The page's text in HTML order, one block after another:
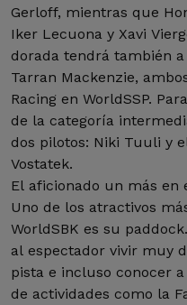
Gerloff, mientras que
Iker Lecuona y Xavi
dorada tendrá también
Tarran Mackenzie,
Racing en WorldSSP.
de la categoría
dos pilotos: Niki Tuuli y
Vostatek.
El aficionado un más en
Uno de los atractivos
WorldSBK es su
al espectador vivir muy
pista e incluso conocer
de actividades como la